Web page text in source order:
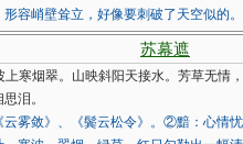
容峭壁耸立，好像要刺破了天空似的
苏幕遮
寒烟翠。山映斜阳天接水。芳草无情
泪。
云雾敛》、《鬓云松令》。②黯：心情